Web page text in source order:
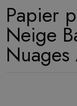
Papier
Neige